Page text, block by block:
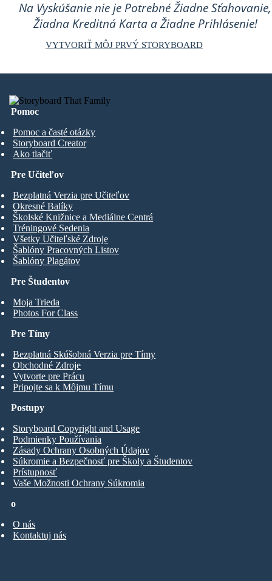
Na Vyskúšanie nie je Potrebné Žiadne Sťahovanie,
Žiadna Kreditná Karta a Žiadne Prihlásenie!
VYTVORIŤ MÔJ PRVÝ STORYBOARD
Pomoc
Pomoc a časté otázky
Storyboard Creator
Ako tlačiť
Pre Študentov
Moja Trieda
Photos For Class
Pre Učiteľov
Bezplatná Verzia pre Učiteľov
Okresné Balíky
Školské Knižnice a Mediálne Centrá
Tréningové Sedenia
Všetky Učiteľské Zdroje
Šablóny Pracovných Listov
Šablóny Plagátov
Pre Tímy
Bezplatná Skúšobná Verzia pre Tímy
Obchodné Zdroje
Vytvorte pre Prácu
Pripojte sa k Môjmu Tímu
o
O nás
Kontaktuj nás
Postupy
Storyboard Copyright and Usage
Podmienky Používania
Zásady Ochrany Osobných Údajov
Súkromie a Bezpečnosť pre Školy a Študentov
Prístupnosť
Vaše Možnosti Ochrany Súkromia